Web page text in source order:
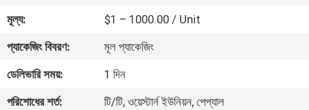
নিয়ন্ত্রণ
যোগাযোগ
করুন
মূল্য:
$1 – 1000.00 / Unit
প্যাকেজিং বিবরণ:
মূল প্যাকেজিং
ডেলিভারি সময়:
1 দিন
পরিশোধের শর্ত:
টি/টি, ওয়েস্টার্ন ইউনিয়ন, পেপ্যাল